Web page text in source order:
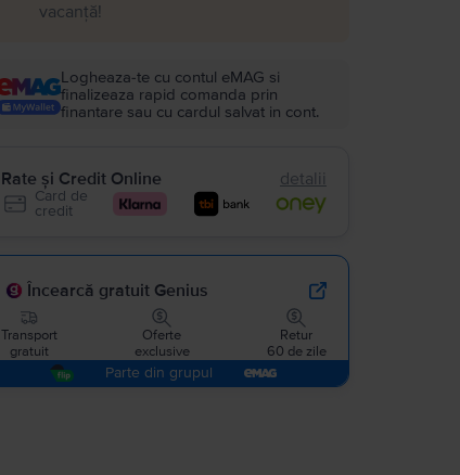
vacanță!
Logheaza-te cu contul eMAG si
finalizeaza rapid comanda prin
finantare sau cu cardul salvat in cont.
Rate și Credit Online detalii
Card de
credit
Încearcă gratuit Genius
Transport
gratuit
Oferte
exclusive
Retur
60 de zile
Parte din grupul